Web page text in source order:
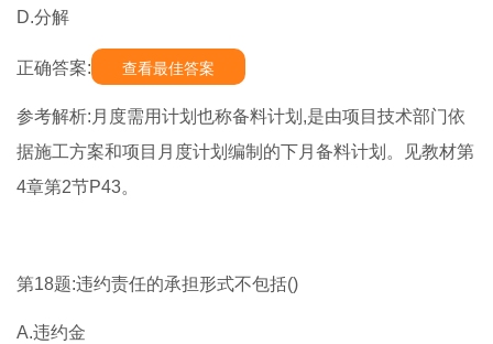
D.分解
正确答案: 查看最佳答案
参考解析:月度需用计划也称备料计划,是由项目技术部门依
据施工方案和项目月度计划编制的下月备料计划。见教材第
4章第2节P43。
第18题:违约责任的承担形式不包括()
A.违约金